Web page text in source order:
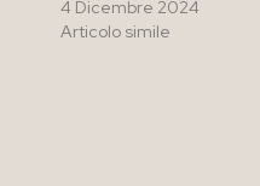
4 Dicembre 2024
Articolo simile